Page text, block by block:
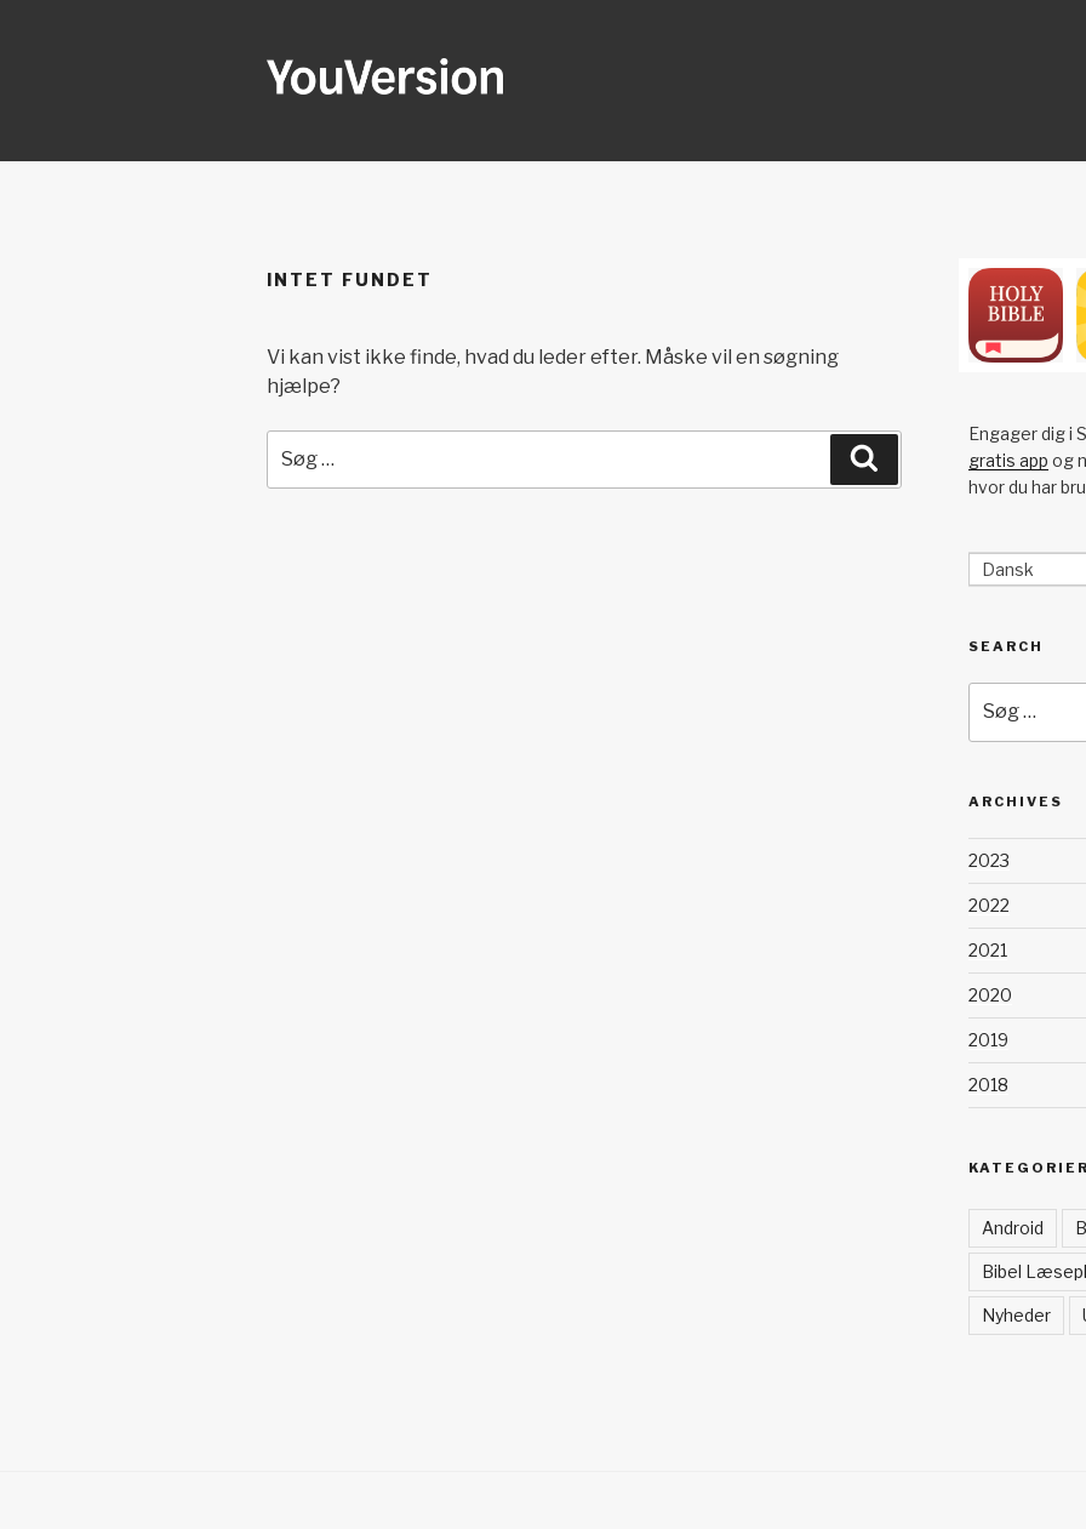
INTET FUNDET
Vi kan vist ikke finde, hvad du leder efter. Måske vil en søgning
hjælpe?
efter:
Engager dig i
gratis app og
hvor du har
Dansk
SEARCH
efter:
ARCHIVES
2023
2022
2021
2020
2019
2018
Android
Bibel
Nyheder